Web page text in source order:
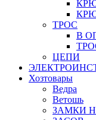
ТРОС
В
ЦЕПИ
Хозтовары
Ведра
Ветошь
ЗАМКИ